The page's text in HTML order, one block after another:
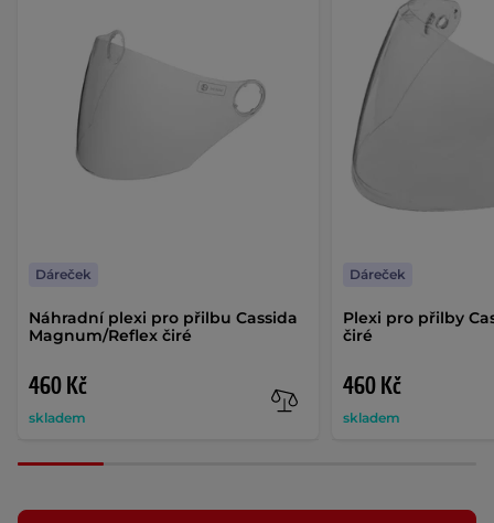
Náhradní plexi pro přilbu Cassida
Magnum/Reflex čiré
460 Kč
skladem
Dáreček
Plexi pro přilby
čiré
460 Kč
skladem
Dáreček